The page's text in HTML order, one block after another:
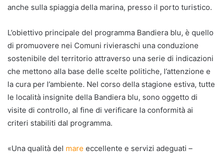
anche sulla spiaggia della marina, presso il porto turistico.
L’obiettivo principale del programma Bandiera blu, è quello
di promuovere nei Comuni rivieraschi una conduzione
sostenibile del territorio attraverso una serie di indicazioni
che mettono alla base delle scelte politiche, l’attenzione e
la cura per l’ambiente. Nel corso della stagione estiva, tutte
le località insignite della Bandiera blu, sono oggetto di
visite di controllo, al fine di verificare la conformità ai
criteri stabiliti dal programma.
«Una qualità del mare eccellente e servizi adeguati –